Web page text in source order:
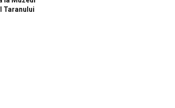
Taranului